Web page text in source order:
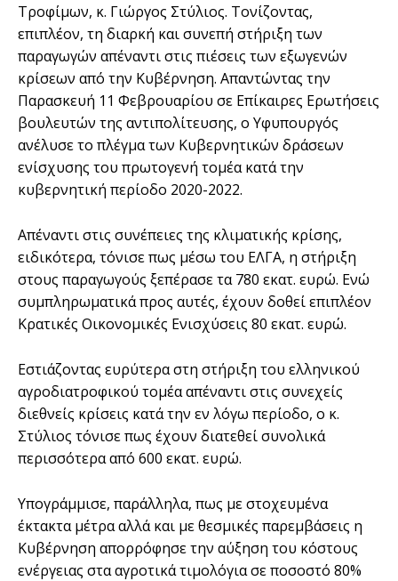
Τροφίμων, κ. Γιώργος Στύλιος. Τονίζοντας,
επιπλέον, τη διαρκή και συνεπή στήριξη των
παραγωγών απέναντι στις πιέσεις των εξωγενών
κρίσεων από την Κυβέρνηση. Απαντώντας την
Παρασκευή 11 Φεβρουαρίου σε Επίκαιρες Ερωτήσεις
βουλευτών της αντιπολίτευσης, ο Υφυπουργός
ανέλυσε το πλέγμα των Κυβερνητικών δράσεων
ενίσχυσης του πρωτογενή τομέα κατά την
κυβερνητική περίοδο 2020-2022.
Απέναντι στις συνέπειες της κλιματικής κρίσης,
ειδικότερα, τόνισε πως μέσω του ΕΛΓΑ, η στήριξη
στους παραγωγούς ξεπέρασε τα 780 εκατ. ευρώ. Ενώ
συμπληρωματικά προς αυτές, έχουν δοθεί επιπλέον
Κρατικές Οικονομικές Ενισχύσεις 80 εκατ. ευρώ.
Εστιάζοντας ευρύτερα στη στήριξη του ελληνικού
αγροδιατροφικού τομέα απέναντι στις συνεχείς
διεθνείς κρίσεις κατά την εν λόγω περίοδο, ο κ.
Στύλιος τόνισε πως έχουν διατεθεί συνολικά
περισσότερα από 600 εκατ. ευρώ.
Υπογράμμισε, παράλληλα, πως με στοχευμένα
έκτακτα μέτρα αλλά και με θεσμικές παρεμβάσεις η
Κυβέρνηση απορρόφησε την αύξηση του κόστους
ενέργειας στα αγροτικά τιμολόγια σε ποσοστό 80%